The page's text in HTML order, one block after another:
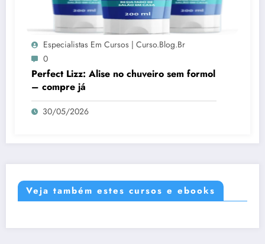
Especialistas Em Cursos | Curso.blog.br
0
Perfect Lizz: Alise no chuveiro sem formol
– compre já
30/05/2026
Veja também estes cursos e ebooks